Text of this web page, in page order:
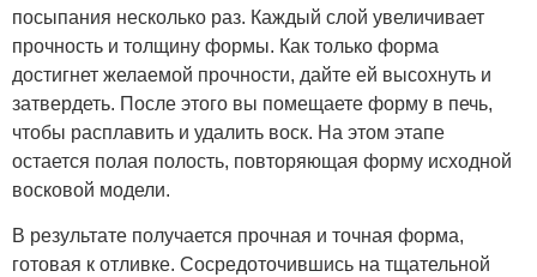
посыпания несколько раз. Каждый слой увеличивает
прочность и толщину формы. Как только форма
достигнет желаемой прочности, дайте ей высохнуть и
затвердеть. После этого вы помещаете форму в печь,
чтобы расплавить и удалить воск. На этом этапе
остается полая полость, повторяющая форму исходной
восковой модели.
В результате получается прочная и точная форма,
готовая к отливке. Сосредоточившись на тщательной